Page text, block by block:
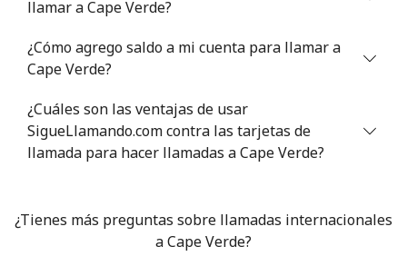
llamar a Cape Verde?
¿Cómo agrego saldo a mi cuenta para llamar a
Cape Verde?
¿Cuáles son las ventajas de usar
SigueLlamando.com contra las tarjetas de
llamada para hacer llamadas a Cape Verde?
¿Tienes más preguntas sobre llamadas internacionales
a Cape Verde?